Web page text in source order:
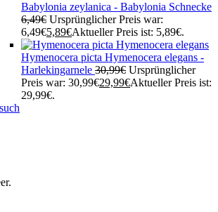
Babylonia zeylanica - Babylonia Schnecke
6,49€ Ursprünglicher Preis war:
6,49€5,89€Aktueller Preis ist: 5,89€.
Hymenocera picta Hymenocera elegans -
Harlekingarnele 30,99€ Ursprünglicher
Preis war: 30,99€29,99€Aktueller Preis ist:
29,99€.